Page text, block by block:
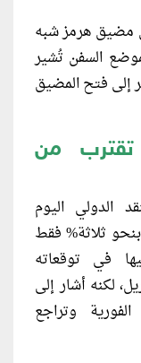
مضيق هرمز شبه
السفن تُشير
إلى فتح المضيق
تقترب من
الدولي اليوم
ثلاثة% فقط
في توقعاته
لكنه ⁠أشار إلى
وتراجع